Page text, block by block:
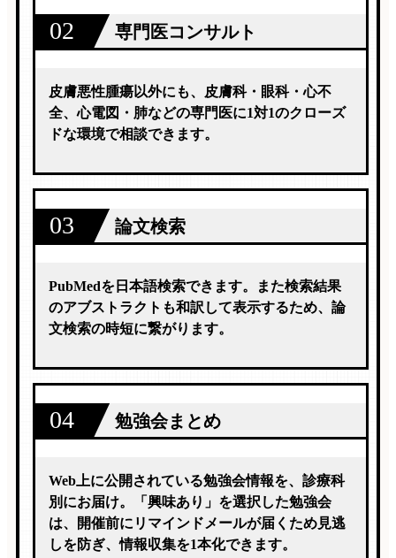
02 専門医コンサルト
皮膚悪性腫瘍以外にも、皮膚科・眼科・心不
全、心電図・肺などの専門医に1対1のクローズ
ドな環境で相談できます。
03 論文検索
PubMedを日本語検索できます。また検索結果
のアブストラクトも和訳して表示するため、論
文検索の時短に繋がります。
04 勉強会まとめ
Web上に公開されている勉強会情報を、診療科
別にお届け。「興味あり」を選択した勉強会
は、開催前にリマインドメールが届くため見逃
しを防ぎ、情報収集を1本化できます。